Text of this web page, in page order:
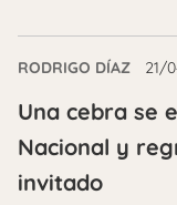
RODRIGO DÍAZ 21/
Una cebra se
Nacional y
invitado